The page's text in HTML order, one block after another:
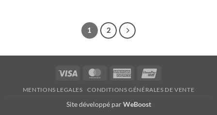
1 2
Visa MasterCardAmerican
MENTIONS LEGALES CONDITIONS GÉNÉRALES DE VENTE
Site développé parWeBoost